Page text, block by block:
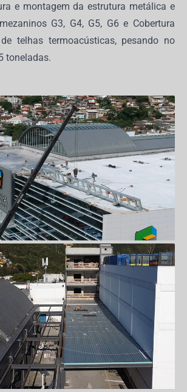
e montagem da estrutura metálica e
G3, G4, G5, G6 e Cobertura
telhas termoacústicas, pesando no
toneladas.